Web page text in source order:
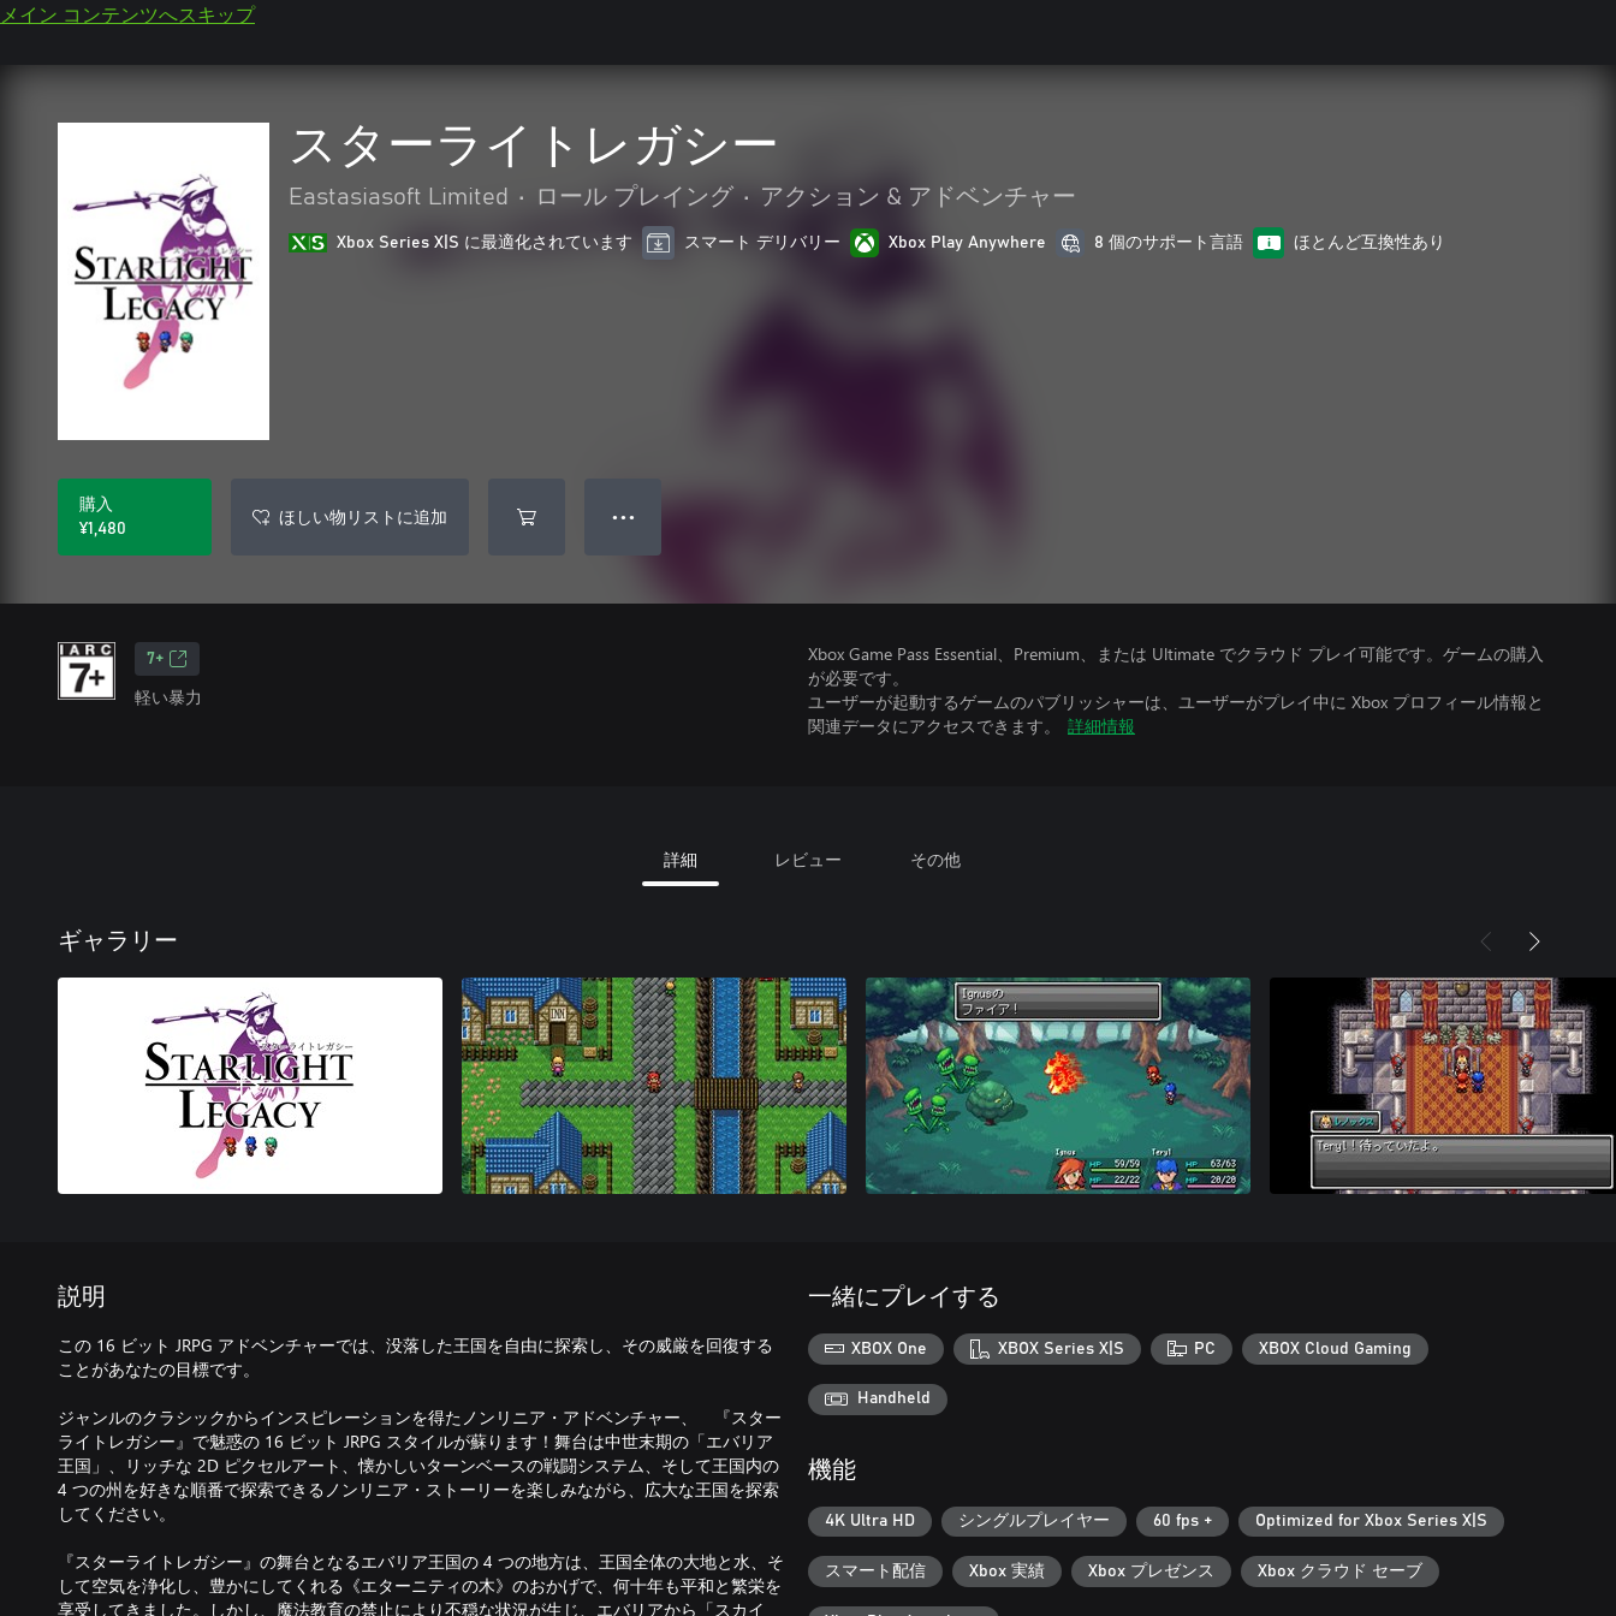
メイン コンテンツへスキップ
スターライトレガシー
Eastasiasoft Limited • ロール プレイング • アクション & アドベンチャー
Xbox Series X|S に最適化されています スマート デリバリー Xbox Play Anywhere 8 個のサポート言語 ほとんど互換性あり
購入
¥1,480
ほしい物リストに追加 ● ● ●
7+
軽い暴力
Xbox Game Pass Essential、Premium、または Ultimate でクラウド プレイ可能です。ゲームの購入
が必要です。
ユーザーが起動するゲームのパブリッシャーは、ユーザーがプレイ中に Xbox プロフィール情報と
関連データにアクセスできます。
詳細情報
詳細 レビュー その他
ギャラリー
説明
この 16 ビット JRPG アドベンチャーでは、没落した王国を自由に探索し、その威厳を回復する
ことがあなたの目標です。
ジャンルのクラシックからインスピレーションを得たノンリニア・アドベンチャー、 『スター
ライトレガシー』で魅惑の 16 ビット JRPG スタイルが蘇ります！舞台は中世末期の「エバリア
王国」、リッチな 2D ピクセルアート、懐かしいターンベースの戦闘システム、そして王国内の
4 つの州を好きな順番で探索できるノンリニア・ストーリーを楽しみながら、広大な王国を探索
してください。
『スターライトレガシー』の舞台となるエバリア王国の 4 つの地方は、王国全体の大地と水、そ
して空気を浄化し、豊かにしてくれる《エターニティの木》のおかげで、何十年も平和と繁栄を
享受してきました。しかし、魔法教育の禁止により不穏な状況が生じ、エバリアから「スカイ
一緒にプレイする
XBOX One XBOX Series X|S PC XBOX Cloud Gaming
Handheld
機能
4K Ultra HD シングルプレイヤー 60 fps + Optimized for Xbox Series X|S
スマート配信 Xbox 実績 Xbox プレゼンス Xbox クラウド セーブ